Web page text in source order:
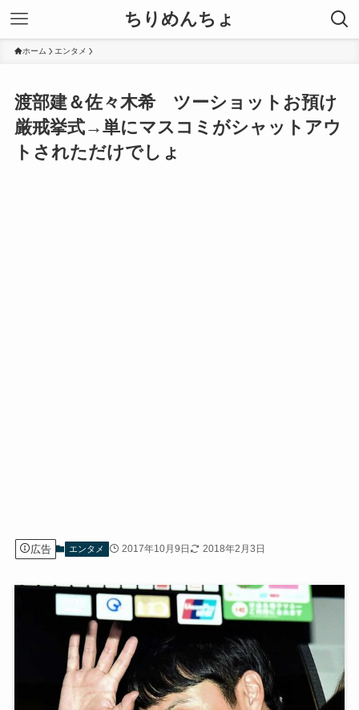
ちりめんちょ
ホーム エンタメ
渡部建＆佐々木希 ツーショットお預け
厳戒挙式→単にマスコミがシャットアウ
トされただけでしょ
広告 エンタメ 2017年10月9日 2018年2月3日